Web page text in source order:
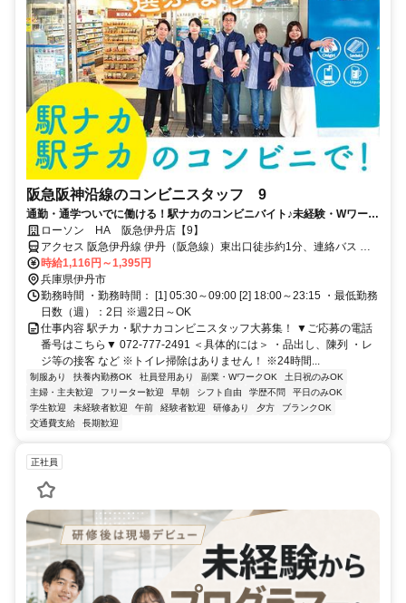
阪急阪神沿線のコンビニスタッフ 9
通勤・通学ついでに働ける！駅ナカのコンビニバイト♪未経験・Wワーク
OK・お得な従業員割引あり！
ローソン HA 阪急伊丹店【9】
アクセス 阪急伊丹線 伊丹（阪急線）東出口徒歩約1分、連絡バス 伊
丹（阪急線）東出口徒歩約1分、ＪＲ福知山線〔宝塚線〕 伊丹（福知
山線）西口徒歩約12分
時給1,116円～1,395円
兵庫県伊丹市
勤務時間 ・勤務時間： [1] 05:30～09:00 [2] 18:00～23:15 ・最低勤務
日数（週）：2日 ※週2日～OK
仕事内容 駅チカ・駅ナカコンビニスタッフ大募集！ ▼ご応募の電話
番号はこちら▼ 072-777-2491 ＜具体的には＞ ・品出し、陳列 ・レ
ジ等の接客 など ※トイレ掃除はありません！ ※24時間...
制服あり 扶養内勤務OK 社員登用あり 副業・WワークOK
土日祝のみOK
主婦・主夫歓迎
フリーター歓迎 早朝 シフト自由 学歴不問
平日のみOK
学生歓迎
未経験者歓迎 午前 経験者歓迎 研修あり 夕方
ブランクOK
交通費支給
長期歓迎
正社員